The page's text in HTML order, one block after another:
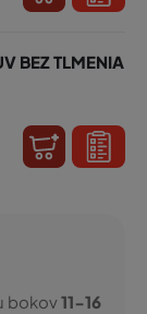
BEZ TLMENIA
bokov11-16